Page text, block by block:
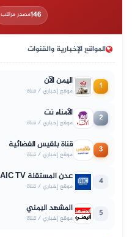
146مصدر مراقب
المواقع الإخبارية والقنوات
1 اليمن الآن
موقع إخباري / قناة
2 الأمناء نت
موقع إخباري / قناة
3 قناة بلقيس الفضائية
موقع إخباري / قناة
4 عدن المستقلة AIC TV
موقع إخباري / قناة
5 المشهد اليمني
موقع إخباري / قناة